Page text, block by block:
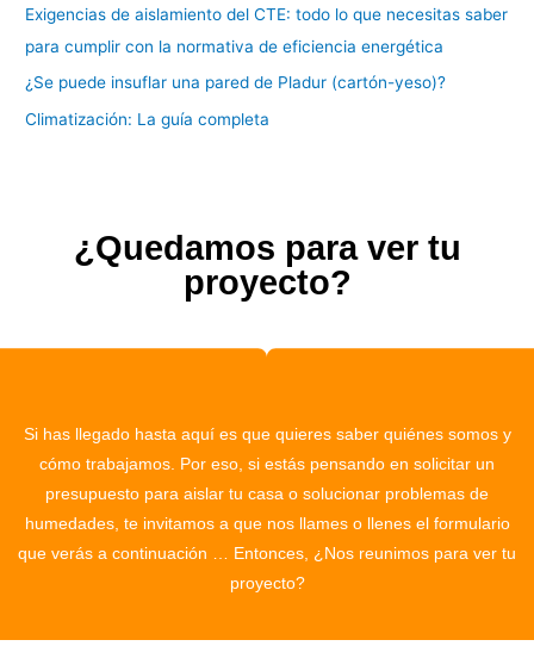
Exigencias de aislamiento del CTE: todo lo que necesitas saber
para cumplir con la normativa de eficiencia energética
¿Se puede insuflar una pared de Pladur (cartón-yeso)?
Climatización: La guía completa
¿Quedamos para ver tu
proyecto?
Si has llegado hasta aquí es que quieres saber quiénes somos y
cómo trabajamos. Por eso, si estás pensando en solicitar un
presupuesto para aislar tu casa o solucionar problemas de
humedades, te invitamos a que nos llames o llenes el formulario
que verás a continuación … Entonces, ¿Nos reunimos para ver tu
proyecto?